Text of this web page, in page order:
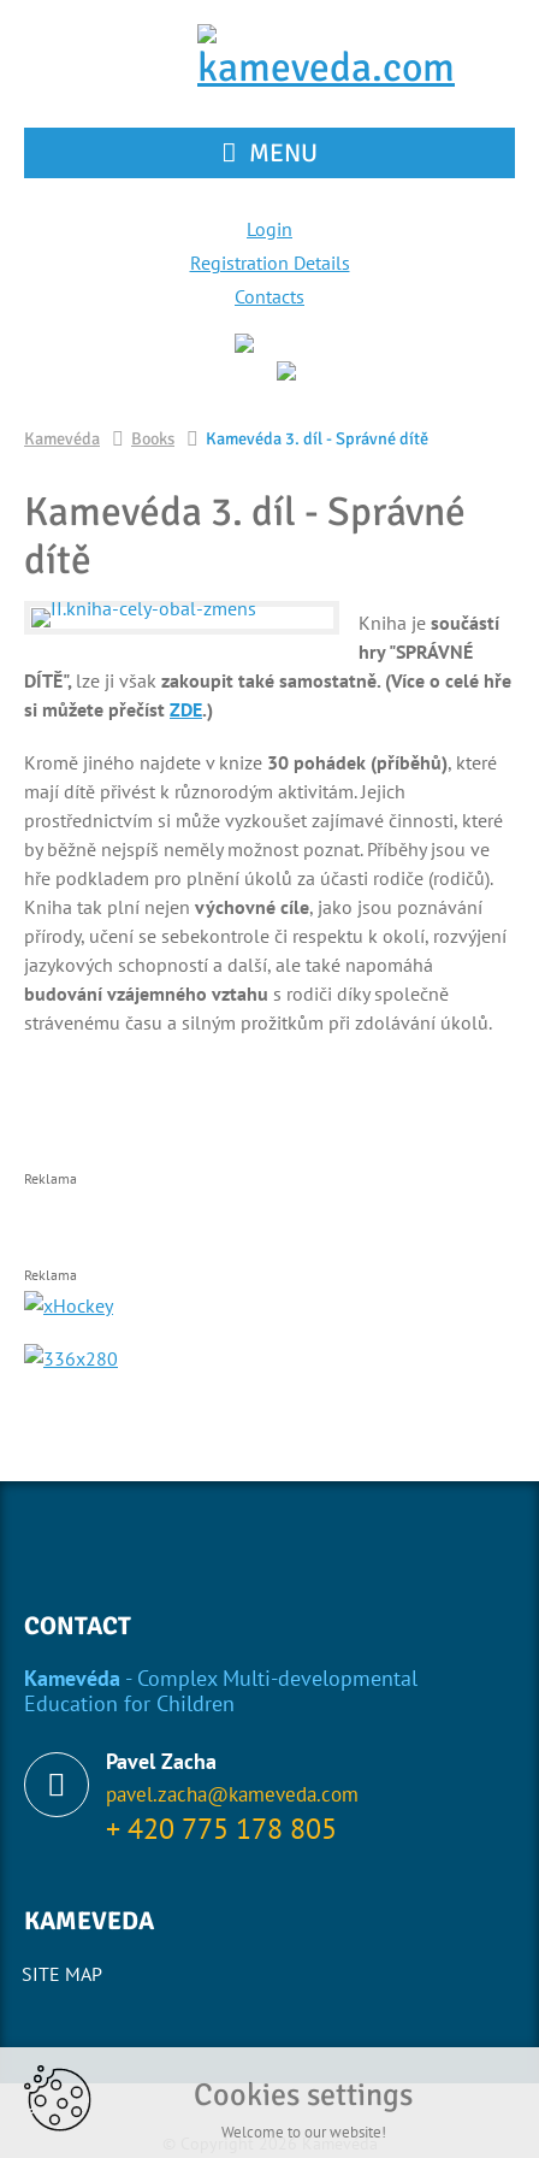
MENU
Login
Registration Details
Contacts
Kamevéda Books Kamevéda 3. díl - Správné dítě
Kamevéda 3. díl - Správné
dítě
Kniha je součástí
hry "SPRÁVNÉ
DÍTĚ", lze ji však zakoupit také samostatně. (Více o celé hře
si můžete přečíst ZDE.)
Kromě jiného najdete v knize 30 pohádek (příběhů), které
mají dítě přivést k různorodým aktivitám. Jejich
prostřednictvím si může vyzkoušet zajímavé činnosti, které
by běžně nejspíš neměly možnost poznat. Příběhy jsou ve
hře podkladem pro plnění úkolů za účasti rodiče (rodičů).
Kniha tak plní nejen výchovné cíle, jako jsou poznávání
přírody, učení se sebekontrole či respektu k okolí, rozvýjení
jazykových schopností a další, ale také napomáhá
budování vzájemného vztahu s rodiči díky společně
strávenému času a silným prožitkům při zdolávání úkolů.
Reklama
Reklama
CONTACT
Kamevéda - Complex Multi-developmental
Education for Children
Pavel Zacha
pavel.zacha@kameveda.com
+ 420 775 178 805
KAMEVEDA
SITE MAP
© Copyright 2026 Kamevéda
Cookies settings
Welcome to our website!